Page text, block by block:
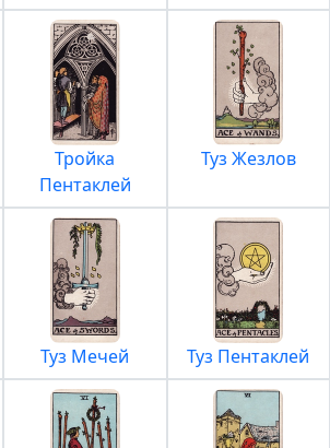
Тройка
Пентаклей
Туз Жезлов
Туз Мечей Туз Пентаклей